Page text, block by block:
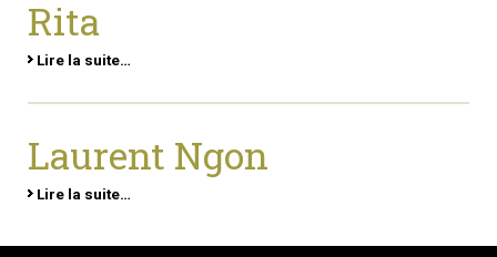
Rita
Lire la suite…
Laurent Ngon
Lire la suite…